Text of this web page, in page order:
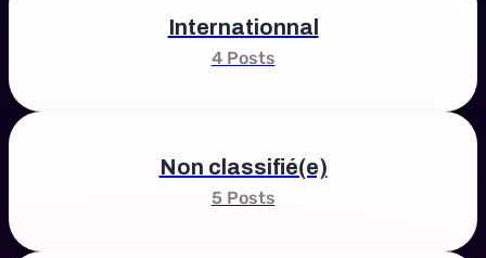
Internationnal
4 Posts
Non classifié(e)
5 Posts